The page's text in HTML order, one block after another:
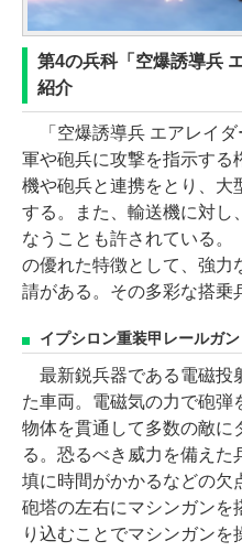
第4の兵科「空爆誘導兵
紹介
「空爆誘導兵 エアレイダ
軍や砲兵に攻撃を指示する
機や砲兵と連携をとり、大
する。また、輸送機に対し
なうことも許されている。
の優れた特徴として、強力
請がある。その多彩な搭乗
イプシロン重装甲レールガン
最新鋭兵器である電磁投
た車両。電磁気の力で砲弾
物体を貫通して多数の敵に
る。恐るべき威力を備えた
填に時間がかかるなどの欠
砲塔の左右にマシンガンを
り込むことでマシンガンを